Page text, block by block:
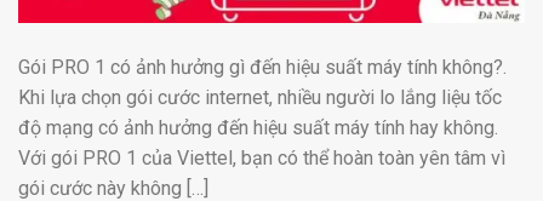
Gói PRO 1 có ảnh hưởng gì đến hiệu suất máy tính không?.
Khi lựa chọn gói cước internet, nhiều người lo lắng liệu tốc
độ mạng có ảnh hưởng đến hiệu suất máy tính hay không.
Với gói PRO 1 của Viettel, bạn có thể hoàn toàn yên tâm vì
gói cước này không […]